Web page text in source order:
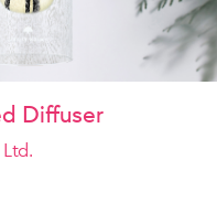
Diffuser